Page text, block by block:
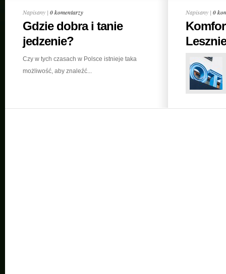
Napisany | 0 komentarzy
Gdzie dobra i tanie
jedzenie?
Czy w tych czasach w Polsce istnieje taka
możliwość, aby znaleźć...
Napisany | 0
Lesznie